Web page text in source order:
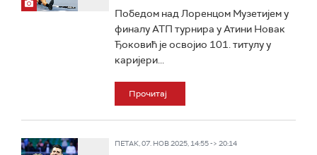
Победом над Лоренцом Музетијем у
финалу АТП турнира у Атини Новак
Ђоковић је освојио 101. титулу у
каријери...
Прочитај
ПЕТАК, 07. НОВ 2025, 14:55 -> 20:14